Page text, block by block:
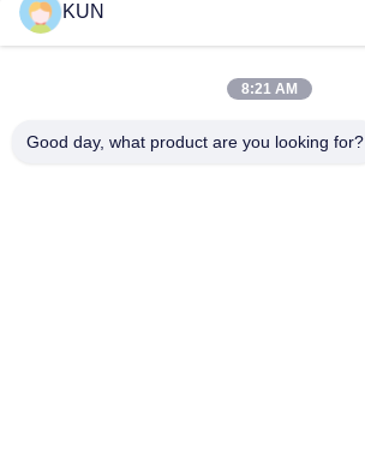
Bad Request
KUN
8:21 AM
Good day, what product are you looking for?